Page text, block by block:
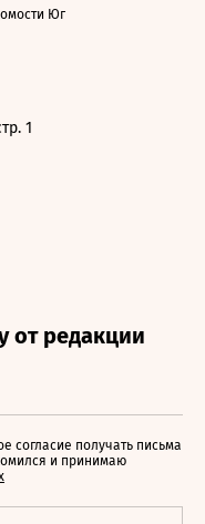
Юг
1
согласие получать письма
и принимаю